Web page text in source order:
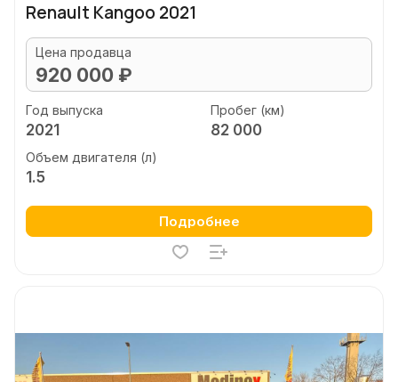
Renault Kangoo 2021
Цена продавца
920 000 ₽
Год выпуска
2021
Пробег (км)
82 000
Объем двигателя (л)
1.5
Подробнее